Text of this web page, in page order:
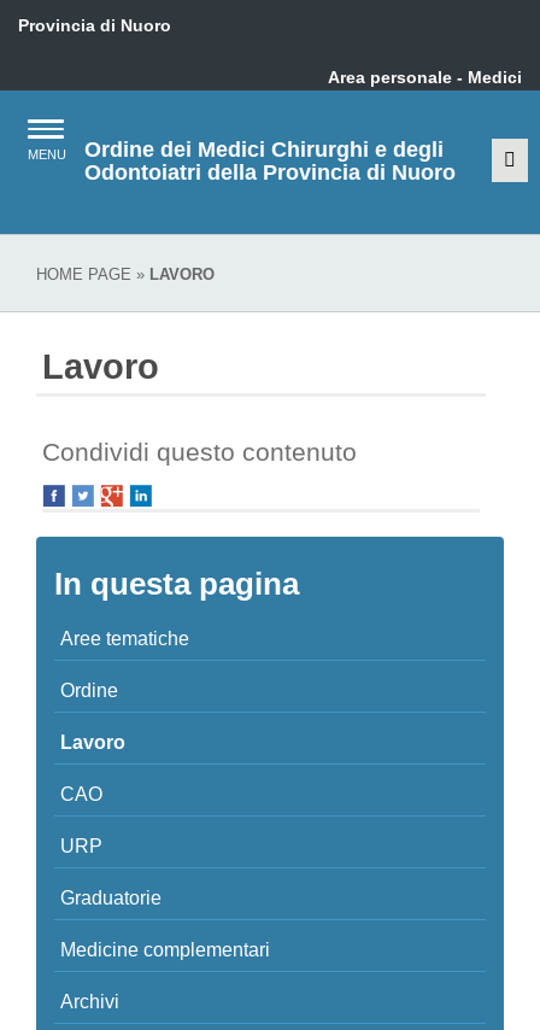
Provincia di Nuoro
Area personale - Medici
Ordine dei Medici Chirurghi e degli
Odontoiatri della Provincia di Nuoro
HOME PAGE » LAVORO
Lavoro
Condividi questo contenuto
In questa pagina
Aree tematiche
Ordine
Lavoro
CAO
URP
Graduatorie
Medicine complementari
Archivi